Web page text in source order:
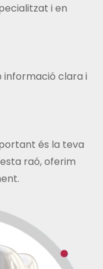
i en
clara i
és la teva
raó, oferim